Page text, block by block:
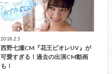
2018.2.5
西野七瀬CM『花王ビオレUV』が
可愛すぎる！過去の出演CM動画
も！